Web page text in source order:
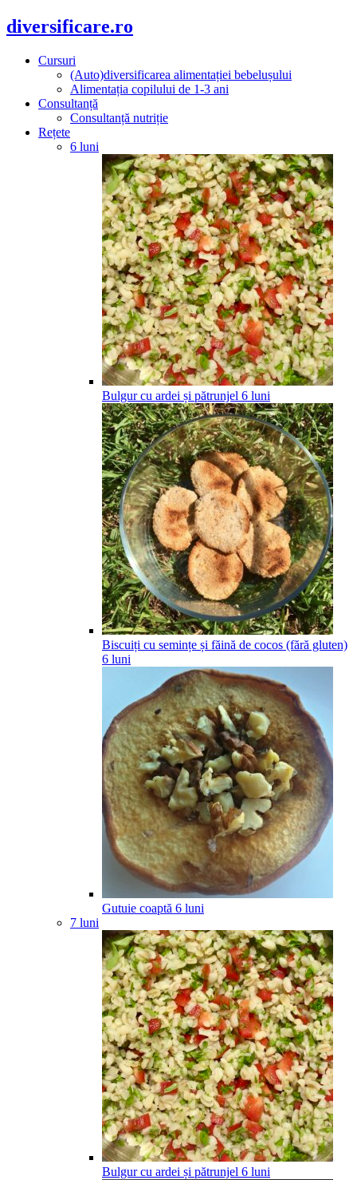
diversificare.ro
Cursuri
(Auto)diversificarea alimentației bebelușului
Alimentația copilului de 1-3 ani
Consultanță
Consultanță nutriție
Rețete
6 luni
Bulgur cu ardei și pătrunjel 6 luni
Biscuiți cu semințe și făină de cocos (fără gluten)
6 luni
Gutuie coaptă 6 luni
7 luni
Bulgur cu ardei și pătrunjel 6 luni